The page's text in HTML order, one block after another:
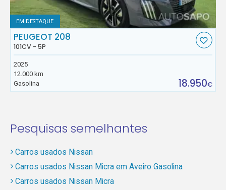
EM DESTAQUE
PEUGEOT 208
101CV - 5P
2025
12.000 km
Gasolina
18.950€
Pesquisas semelhantes
Carros usados Nissan
Carros usados Nissan Micra em Aveiro Gasolina
Carros usados Nissan Micra